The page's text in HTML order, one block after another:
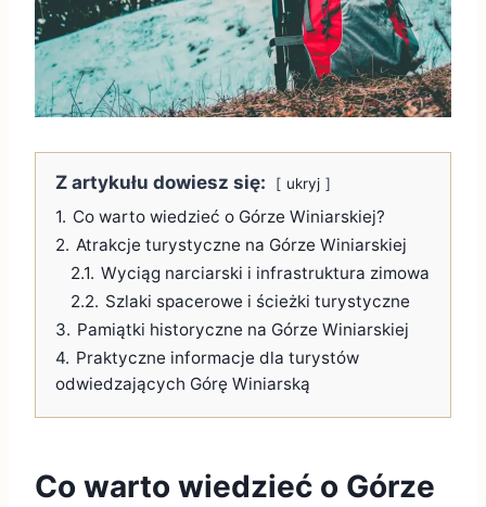
Z artykułu dowiesz się: ukryj
1. Co warto wiedzieć o Górze Winiarskiej?
2. Atrakcje turystyczne na Górze Winiarskiej
2.1. Wyciąg narciarski i infrastruktura zimowa
2.2. Szlaki spacerowe i ścieżki turystyczne
3. Pamiątki historyczne na Górze Winiarskiej
4. Praktyczne informacje dla turystów
odwiedzających Górę Winiarską
Co warto wiedzieć o Górze